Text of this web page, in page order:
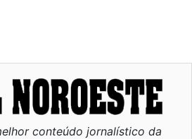
conteúdo jornalístico da